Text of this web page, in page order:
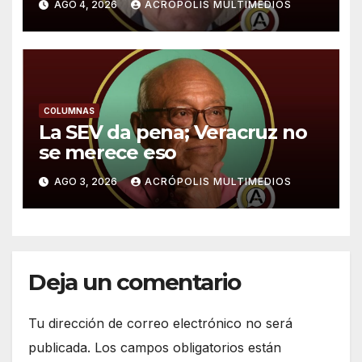
AGO 4, 2026 ACRÓPOLIS MULTIMEDIOS
COLUMNAS
La SEV da pena; Veracruz no
se merece eso
AGO 3, 2026 ACRÓPOLIS MULTIMEDIOS
Deja un comentario
Tu dirección de correo electrónico no será
publicada. Los campos obligatorios están